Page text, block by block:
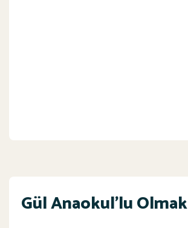
Gül Anaokul'lu Olmak